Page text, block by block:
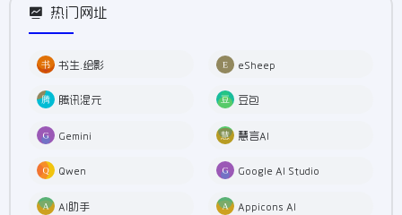
热门网址
书生.绘影 eSheep
腾讯混元 豆包
Gemini 慧言AI
Qwen Google AI Studio
AI助手 Appicons AI